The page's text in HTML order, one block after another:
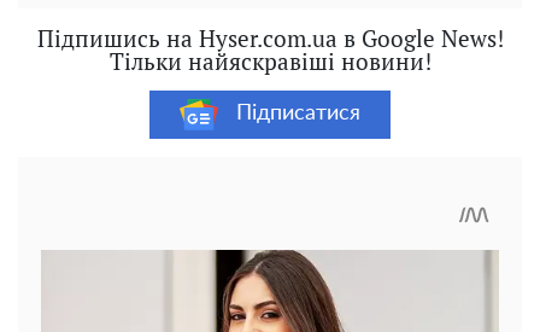
Підпишись на Hyser.com.ua в Google News!
Тільки найяскравіші новини!
Підписатися